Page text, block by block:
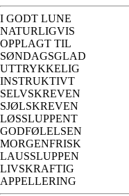
I GODT LUNE
NATURLIGVIS
OPPLAGT TIL
SØNDAGSGLAD
UTTRYKKELIG
INSTRUKTIVT
SELVSKREVEN
SJØLSKREVEN
LØSSLUPPENT
GODFØLELSEN
MORGENFRISK
LAUSSLUPPEN
LIVSKRAFTIG
APPELLERING